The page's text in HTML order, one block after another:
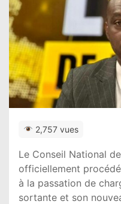
2,757 vues
Le Conseil National
officiellement
à la passation de
sortante et son